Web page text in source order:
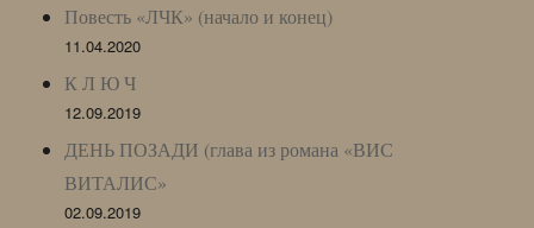
Повесть «ЛЧК» (начало и конец)
11.04.2020
К Л Ю Ч
12.09.2019
ДЕНЬ ПОЗАДИ (глава из романа «ВИС
ВИТАЛИС»
02.09.2019